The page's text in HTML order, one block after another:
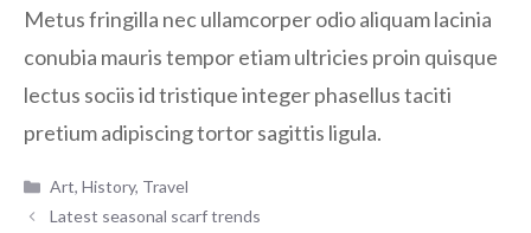
Metus fringilla nec ullamcorper odio aliquam lacinia
conubia mauris tempor etiam ultricies proin quisque
lectus sociis id tristique integer phasellus taciti
pretium adipiscing tortor sagittis ligula.
Categories
Art,History, Travel
Latest seasonal scarf trends